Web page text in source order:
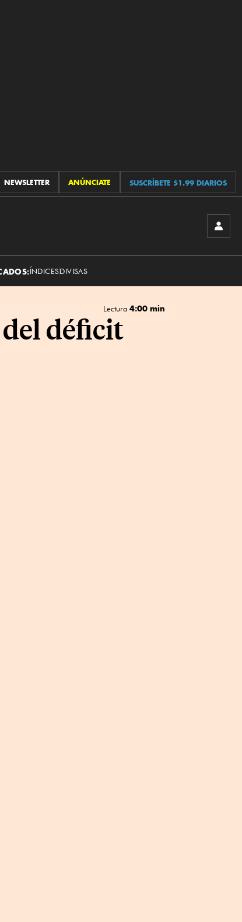
NEWSLETTER ANÚNCIATE SUSCRÍBETE $1.99 DIARIOS
ÍNDICESDIVISAS
Lectura 4:00 min
del déficit